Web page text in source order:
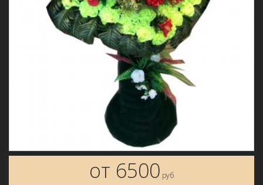
от 6500 руб